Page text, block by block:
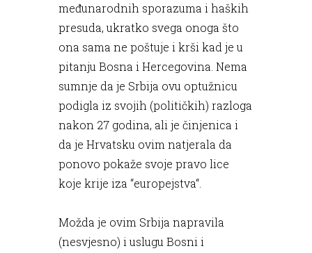
međunarodnih sporazuma i haških
presuda, ukratko svega onoga što
ona sama ne poštuje i krši kad je u
pitanju Bosna i Hercegovina. Nema
sumnje da je Srbija ovu optužnicu
podigla iz svojih (političkih) razloga
nakon 27 godina, ali je činjenica i
da je Hrvatsku ovim natjerala da
ponovo pokaže svoje pravo lice
koje krije iza “europejstva“.
Možda je ovim Srbija napravila
(nesvjesno) i uslugu Bosni i